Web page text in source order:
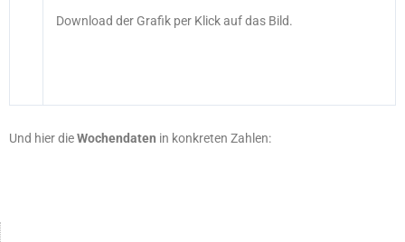
Download der Grafik per Klick auf das Bild.
Und hier dieWochendaten in konkreten Zahlen: